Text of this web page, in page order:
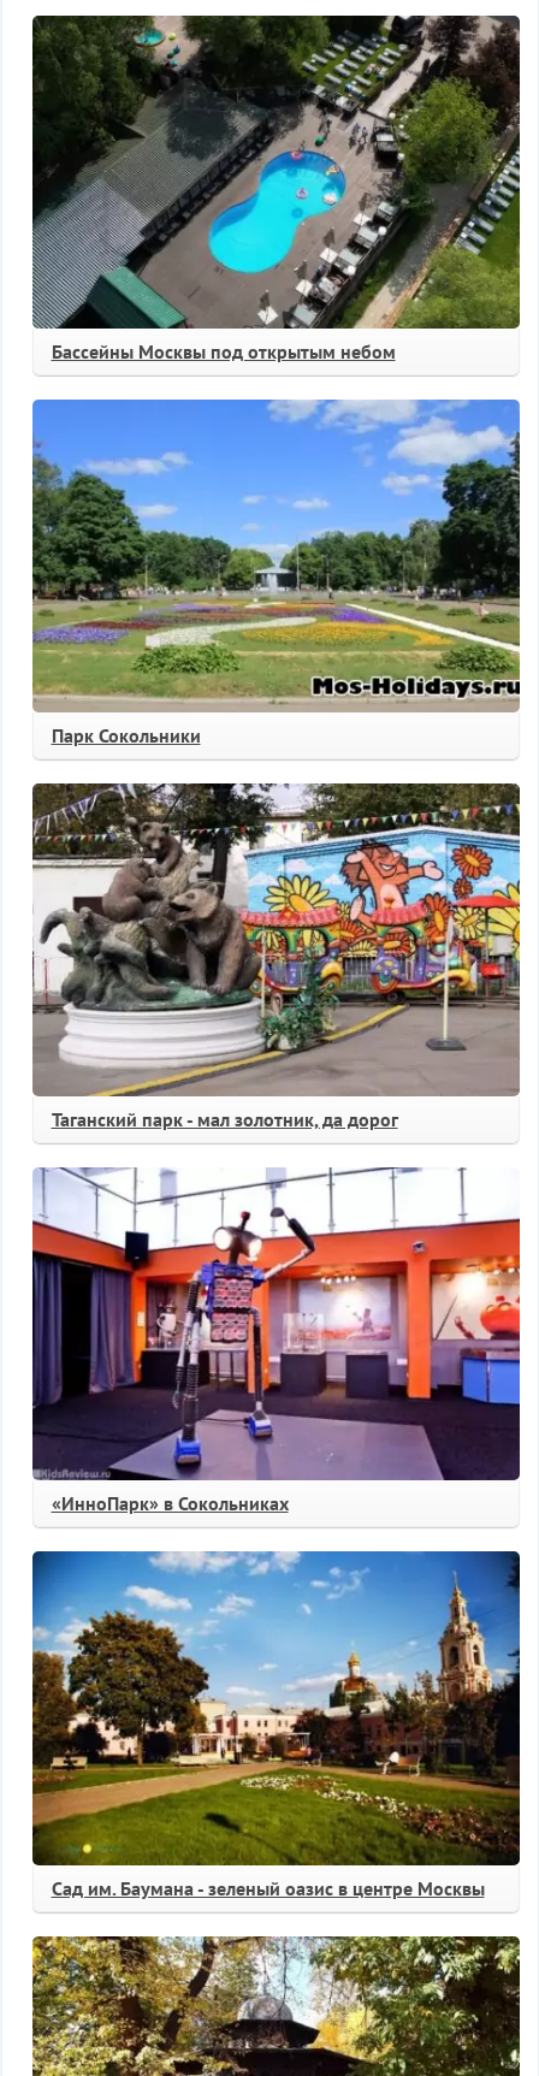
Бассейны Москвы под открытым небом
Парк Сокольники
Таганский парк - мал золотник, да дорог
«ИнноПарк» в Сокольниках
Сад им. Баумана - зеленый оазис в центре Москвы